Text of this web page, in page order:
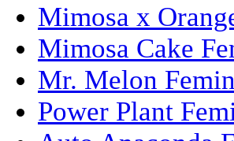
Mimosa x
Mimosa Cake
Mr. Melon
Power Plant